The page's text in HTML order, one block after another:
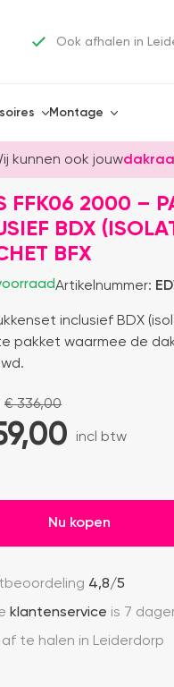
Ook afhalen in
Montage
kunnen ook jouw
FFK06 2000 –
BDX
BFX
Artikelnummer:
inclusief BDX
pakket waarmee de
€336,00
incl btw
Nu kopen
4,8/5
klantenservice is 7
af te halen in Leiderdorp